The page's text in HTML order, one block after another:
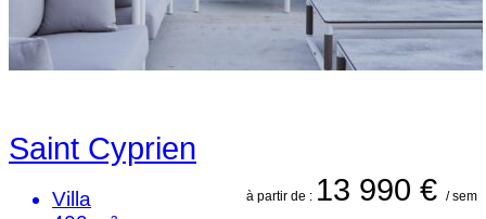
Saint Cyprien
à partir de : 13 990 € / sem
Villa